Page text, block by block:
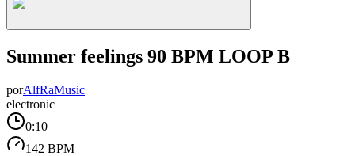
Summer feelings 90 BPM LOOP B
porAlfRaMusic
electronic
0:10
142 BPM